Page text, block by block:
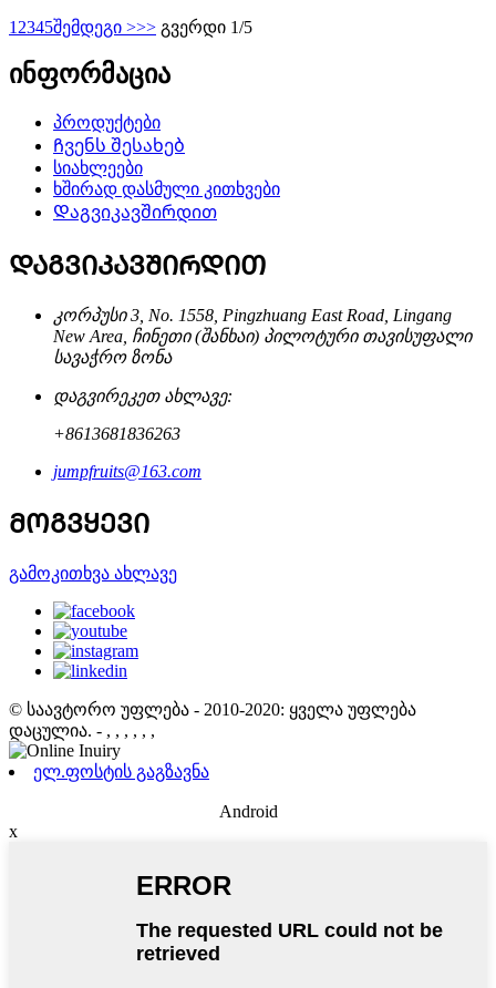
1 2345შემდეგი >>> გვერდი 1/5
ინფორმაცია
პროდუქტები
Ჩვენს შესახებ
სიახლეები
ხშირად დასმული კითხვები
Დაგვიკავშირდით
ᲓᲐᲒᲕᲘᲙᲐᲕᲨᲘᲠᲓᲘᲗ
კორპუსი 3, No. 1558, Pingzhuang East Road, Lingang
New Area, ჩინეთი (შანხაი) პილოტური თავისუფალი
სავაჭრო ზონა
დაგვირეკეთ ახლავე:
+8613681836263
jumpfruits@163.com
ᲛᲝᲒᲕᲧᲔᲕᲘ
გამოკითხვა ახლავე
© საავტორო უფლება - 2010-2020: ყველა უფლება
დაცულია. - , , , , , ,
ელ.ფოსტის გაგზავნა
Android
x